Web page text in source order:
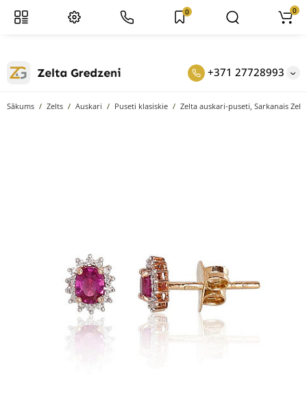
+371 27728993
0 0
Sākums Zelts Auskari Puseti klasiskie Zelta auskari-puseti, Sarkanais